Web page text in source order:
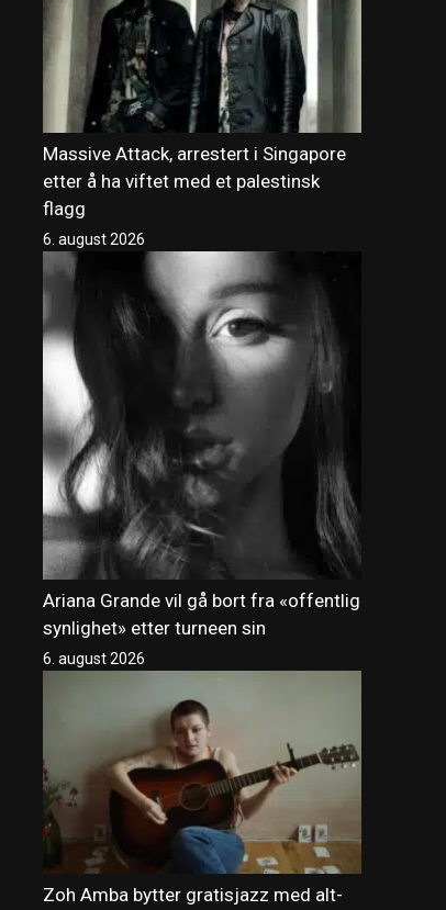
Massive Attack, arrestert i Singapore
etter å ha viftet med et palestinsk
flagg
6. august 2026
Ariana Grande vil gå bort fra «offentlig
synlighet» etter turneen sin
6. august 2026
Zoh Amba bytter gratisjazz med alt-